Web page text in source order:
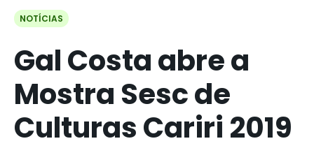
NOTÍCIAS
Gal Costa abre a
Mostra Sesc de
Culturas Cariri 2019